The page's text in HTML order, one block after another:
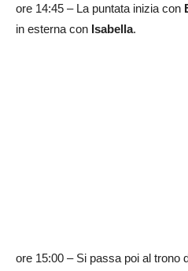
ore 14:45 – La puntata inizia con
in esterna con Isabella.
ore 15:00 – Si passa poi al trono